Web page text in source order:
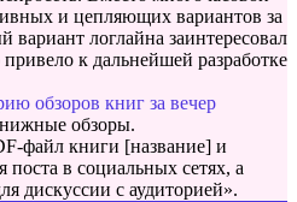
и цепляющих вариантов за
логлайна заинтересовал
к дальнейшей разработке
обзоров книг за вечер
обзоры.
файл книги [название] и
в социальных сетях, а
дискуссии с аудиторией».